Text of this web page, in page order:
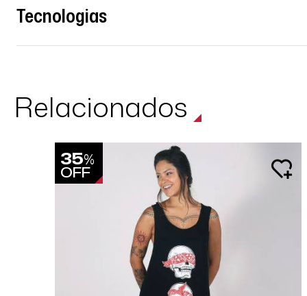
Tecnologias
Relacionados
35%
OFF